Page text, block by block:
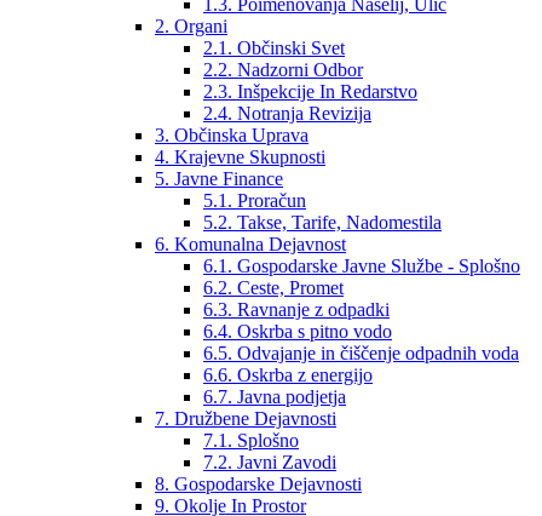
2. Organi
2.1. Občinski Svet
2.2. Nadzorni Odbor
2.3. Inšpekcije In Redarstvo
2.4. Notranja Revizija
3. Občinska Uprava
4. Krajevne Skupnosti
5. Javne Finance
5.1. Proračun
5.2. Takse, Tarife, Nadomestila
6. Komunalna Dejavnost
6.1. Gospodarske Javne Službe - Splošno
6.2. Ceste, Promet
6.3. Ravnanje z odpadki
6.4. Oskrba s pitno vodo
6.5. Odvajanje in čiščenje odpadnih voda
6.6. Oskrba z energijo
6.7. Javna podjetja
7. Družbene Dejavnosti
7.1. Splošno
7.2. Javni Zavodi
8. Gospodarske Dejavnosti
9. Okolje In Prostor